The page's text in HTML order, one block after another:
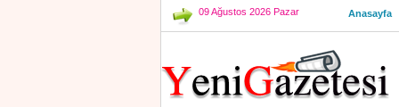
09 Ağustos 2026 Pazar Anasayfa